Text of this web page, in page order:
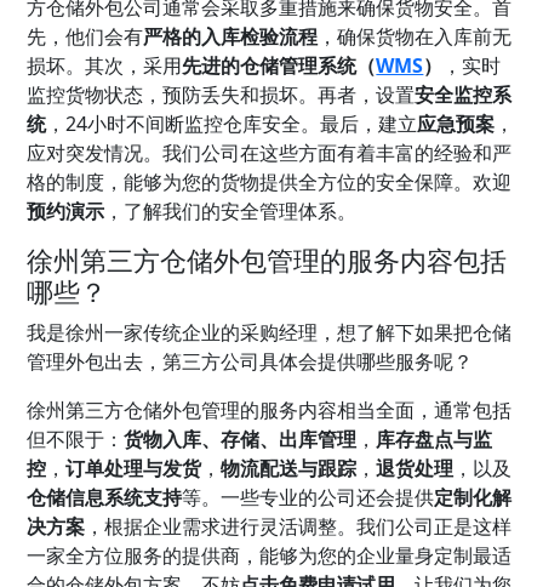
方仓储外包公司通常会采取多重措施来确保货物安全。首
先，他们会有严格的入库检验流程 ，确保货物在入库前无
损坏。其次，采用先进的仓储管理系统（WMS）
，实时
监控货物状态，预防丢失和损坏。再者，设置安全监控系
统，24小时不间断监控仓库安全。最后，建立应急预案 ，
应对突发情况。我们公司在这些方面有着丰富的经验和严
格的制度，能够为您的货物提供全方位的安全保障。欢迎
预约演示 ，了解我们的安全管理体系。
徐州第三方仓储外包管理的服务内容包括
哪些？
我是徐州一家传统企业的采购经理，想了解下如果把仓储
管理外包出去，第三方公司具体会提供哪些服务呢？
徐州第三方仓储外包管理的服务内容相当全面，通常包括
但不限于：货物入库、存储、出库管理 ， 库存盘点与监
控 ，订单处理与发货，物流配送与跟踪 ，退货处理 ，以及
仓储信息系统支持等。一些专业的公司还会提供定制化解
决方案 ，根据企业需求进行灵活调整。我们公司正是这样
一家全方位服务的提供商，能够为您的企业量身定制最适